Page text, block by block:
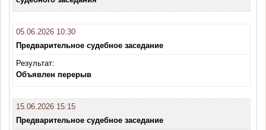
05.06.2026 10:30
Предварительное судебное заседание
Результат:
Объявлен перерыв
15.06.2026 15:15
Предварительное судебное заседание